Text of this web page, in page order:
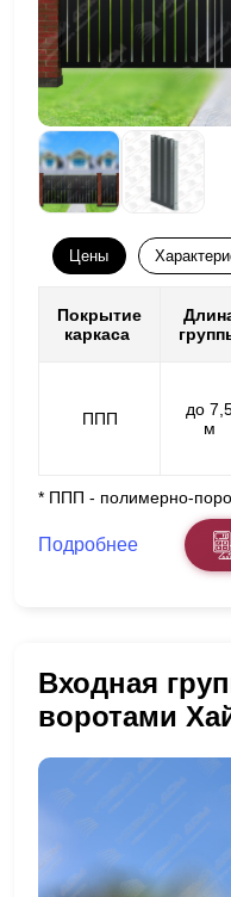
Цены
Покрытие
каркаса
ППП
до
м
* ППП - полимерно-
Подробнее
Входная
воротами